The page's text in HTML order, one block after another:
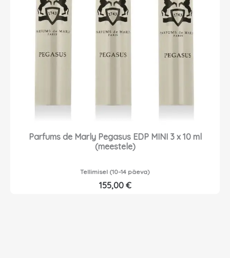
Parfums de Marly Pegasus EDP MINI 3 x 10 ml
(meestele)
Tellimisel (10–14 päeva)
155,00 €